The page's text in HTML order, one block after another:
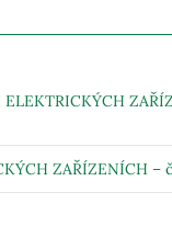
ZAŘÍZENÍCH –